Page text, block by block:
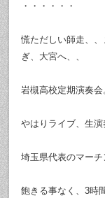
・・・・・・
慌ただしい師走、
ぎ、大宮へ、、
岩槻高校定期演奏会
やはりライブ、生
埼玉県代表のマー
飽きる事なく、3時間